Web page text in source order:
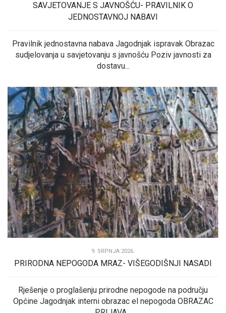
SAVJETOVANJE S JAVNOŠĆU- PRAVILNIK O
JEDNOSTAVNOJ NABAVI
Pravilnik jednostavna nabava Jagodnjak ispravak Obrazac
sudjelovanja u savjetovanju s javnošću Poziv javnosti za
dostavu...
9. SRPNJA 2026.
PRIRODNA NEPOGODA MRAZ- VIŠEGODIŠNJI NASADI
Rješenje o proglašenju prirodne nepogode na području
Općine Jagodnjak interni obrazac el nepogoda OBRAZAC